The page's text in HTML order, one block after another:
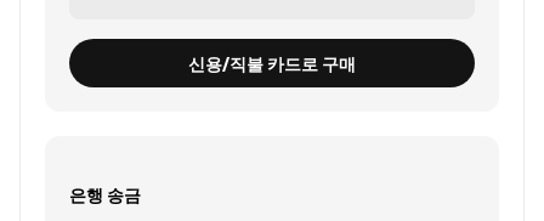
신용/직불 카드로 구매
은행 송금